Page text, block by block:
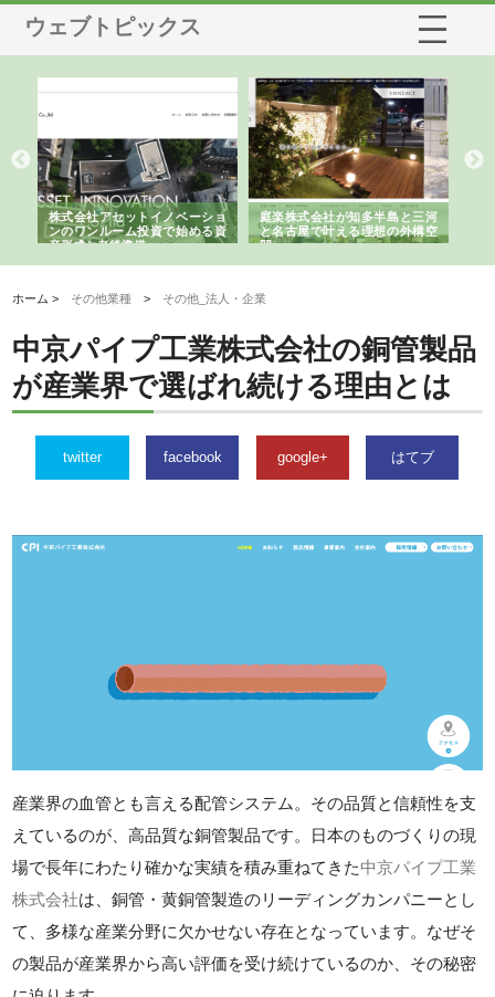
ウェブトピックス
庭楽株式会社が知多半島と三河
と名古屋で叶える理想の外構空
間
株式会社ナツハラが建設と鋲螺
で滋賀の暮らしを支える理由
ホーム > その他業種 > その他_法人・企業
中京パイプ工業株式会社の銅管製品
が産業界で選ばれ続ける理由とは
twitter facebook google+ はてブ
産業界の血管とも言える配管システム。その品質と信頼性を支
えているのが、高品質な銅管製品です。日本のものづくりの現
場で長年にわたり確かな実績を積み重ねてきた中京パイプ工業
株式会社は、銅管・黄銅管製造のリーディングカンパニーとし
て、多様な産業分野に欠かせない存在となっています。なぜそ
の製品が産業界から高い評価を受け続けているのか、その秘密